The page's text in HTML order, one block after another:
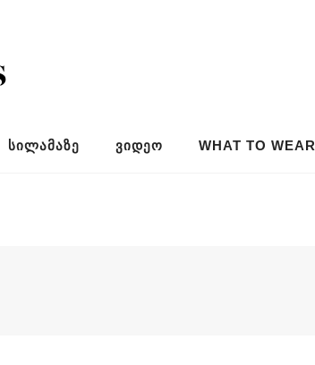
ᲡᲘᲚᲐᲛᲐᲖᲔ ᲕᲘᲓᲔᲝ WHAT TO WEAR